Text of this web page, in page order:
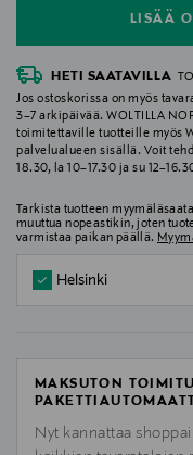
LISÄÄ
HETI SAATAVILLA
Jos ostoskorissa on myös
3–7 arkipäivää. WOLTILLA
toimitettaville tuotteille myös
palvelualueen sisällä. Voit
18.30, la 10–17.30 ja su
Tarkista tuotteen
muuttua nopeastikin, joten
varmistaa paikan päällä.
Helsinki
MAKSUTON
Nyt kannattaa